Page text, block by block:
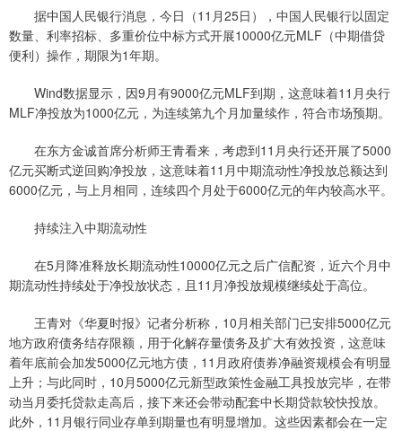
据中国人民银行消息，今日（11月25日），中国人民银行以固定
数量、利率招标、多重价位中标方式开展10000亿元MLF（中期借贷
便利）操作，期限为1年期。
Wind数据显示，因9月有9000亿元MLF到期，这意味着11月央行
MLF净投放为1000亿元，为连续第九个月加量续作，符合市场预期。
在东方金诚首席分析师王青看来，考虑到11月央行还开展了5000
亿元买断式逆回购净投放，这意味着11月中期流动性净投放总额达到
6000亿元，与上月相同，连续四个月处于6000亿元的年内较高水平。
持续注入中期流动性
在5月降准释放长期流动性10000亿元之后广信配资，近六个月中
期流动性持续处于净投放状态，且11月净投放规模继续处于高位。
王青对《华夏时报》记者分析称，10月相关部门已安排5000亿元
地方政府债务结存限额，用于化解存量债务及扩大有效投资，这意味
着年底前会加发5000亿元地方债，11月政府债券净融资规模会有明显
上升；与此同时，10月5000亿元新型政策性金融工具投放完毕，在带
动当月委托贷款走高后，接下来还会带动配套中长期贷款较快投放。
此外，11月银行同业存单到期量也有明显增加。这些因素都会在一定